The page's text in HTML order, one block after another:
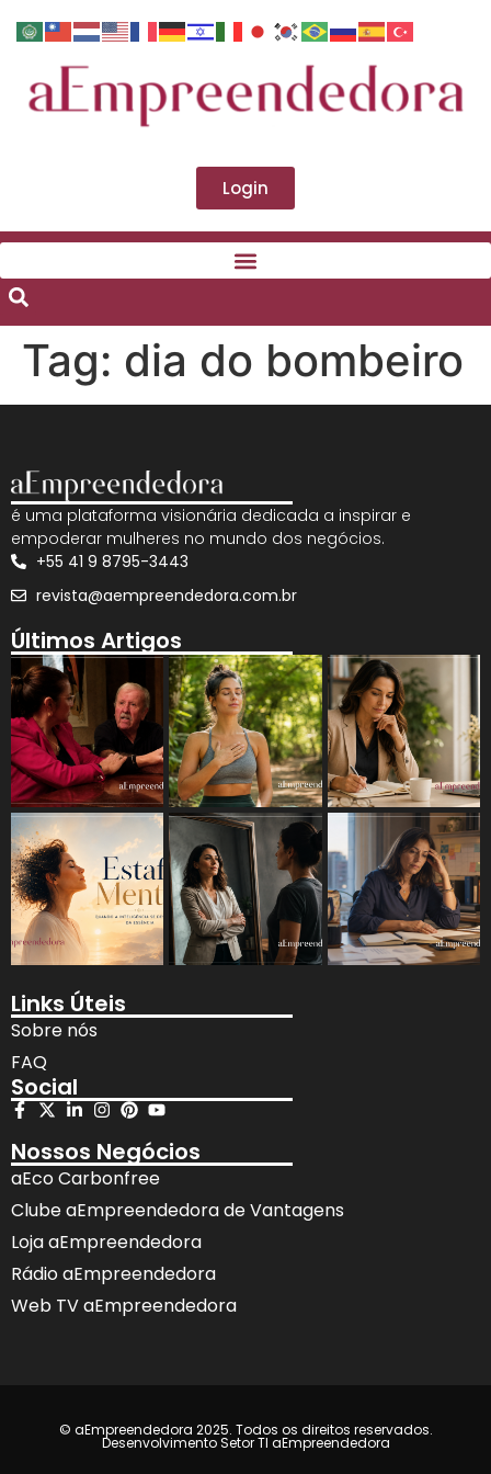
Login
Tag: dia do bombeiro
é uma plataforma visionária dedicada a inspirar e
empoderar mulheres no mundo dos negócios.
+55 41 9 8795-3443
revista@aempreendedora.com.br
Últimos Artigos
Links Úteis
Sobre nós
FAQ
Social
Nossos Negócios
aEco Carbonfree
Clube aEmpreendedora de Vantagens
Loja aEmpreendedora
Rádio aEmpreendedora
Web TV aEmpreendedora
© aEmpreendedora 2025. Todos os direitos reservados.
Desenvolvimento Setor TI aEmpreendedora